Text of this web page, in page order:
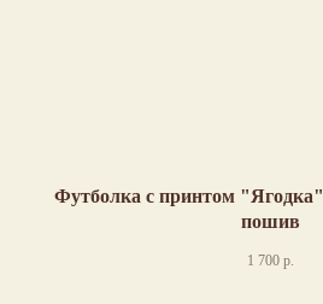
Футболка с принтом
пошив
1 700 р.